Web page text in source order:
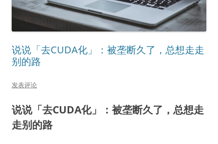
说说「去CUDA化」：被垄断久了，总想走走
别的路
发表评论
说说「去CUDA化」：被垄断久了，总想走
走别的路